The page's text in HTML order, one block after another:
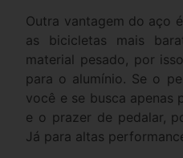
Outra vantagem do aço
as bicicletas mais
material pesado, por
para o alumínio. Se o
você e se busca apenas
e o prazer de pedalar,
Já para altas